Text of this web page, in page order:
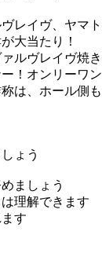
レイヴ、ヤマ
大当たり！
ルヴレイヴ焼
！オンリーワン
は、ホール側
ょう
ましょう
理解できます
す